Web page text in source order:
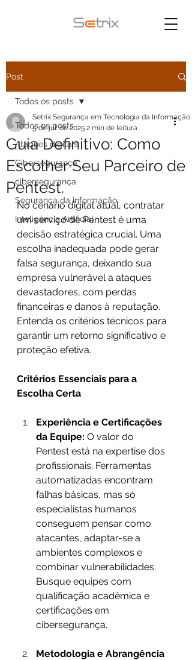
Post
Todos os posts
Ataques digitais
Cibersegurança
cibersegurança
Segurança da informação
Inteligência Artificial
Todos os posts
Guia Definitivo: Como
Escolher Seu Parceiro de
Pentest.
Setrix Segurança em Tecnologia da Informação
5 de jul. de 2025 2 min de leitura
No cenário digital atual, contratar
um serviço de Pentest é uma
decisão estratégica crucial. Uma
escolha inadequada pode gerar
falsa segurança, deixando sua
empresa vulnerável a ataques
devastadores, com perdas
financeiras e danos à reputação.
Entenda os critérios técnicos para
garantir um retorno significativo e
proteção efetiva.
Critérios Essenciais para a
Escolha Certa
Experiência e Certificações
da Equipe: O valor do
Pentest está na expertise dos
profissionais. Ferramentas
automatizadas encontram
falhas básicas, mas só
especialistas humanos
conseguem pensar como
atacantes, adaptar-se a
ambientes complexos e
combinar vulnerabilidades.
Busque equipes com
qualificação acadêmica e
certificações em
cibersegurança.
Metodologia e Abrangência